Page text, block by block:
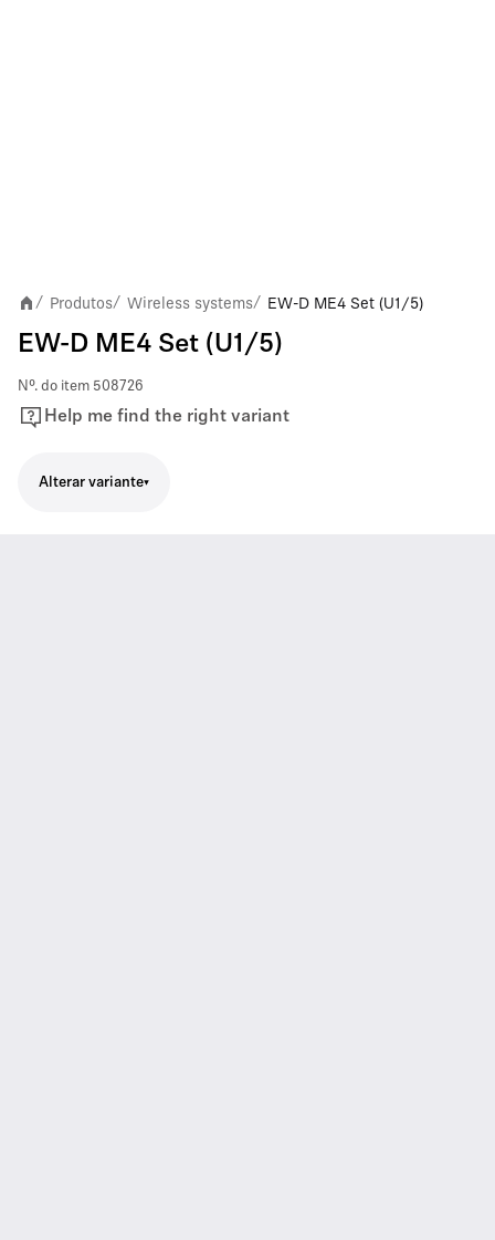
/ Produtos/ Wireless systems/ EW-D ME4 Set (U1/5)
EW-D ME4 Set (U1/5)
Nº. do item 508726
Help me find the right variant
Alterar variante